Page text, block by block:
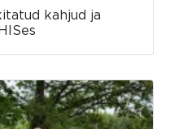
kahjud ja